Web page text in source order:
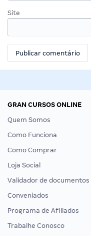
Site
GRAN CURSOS ONLINE
Quem Somos
Como Funciona
Como Comprar
Loja Social
Validador de documentos
Conveniados
Programa de Afiliados
Trabalhe Conosco